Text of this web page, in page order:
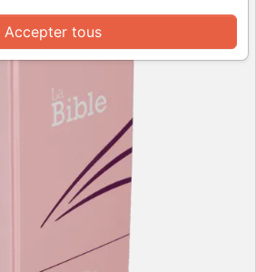
Accepter tous